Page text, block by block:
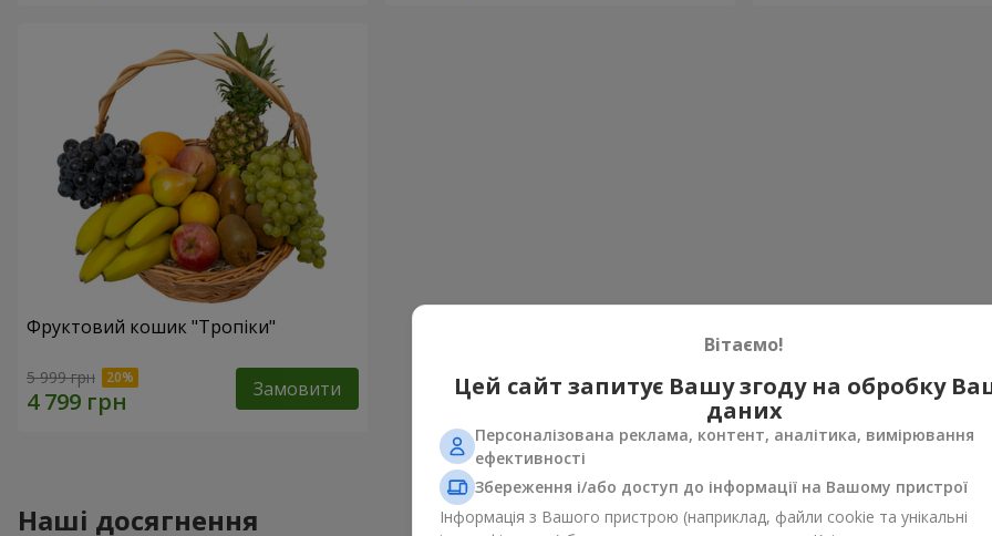
Фруктовий кошик "Тропіки"
5 999 грн Замовити
Наші досягнення
Вітаємо!
Цей сайт запитує Вашу згоду на обробку
даних
Персоналізована реклама, контент, аналітика, вимірювання
ефективності
Збереження і/або доступ до інформації на Вашому пристрої
Інформація з Вашого пристрою (наприклад, файли cookie та унікальні